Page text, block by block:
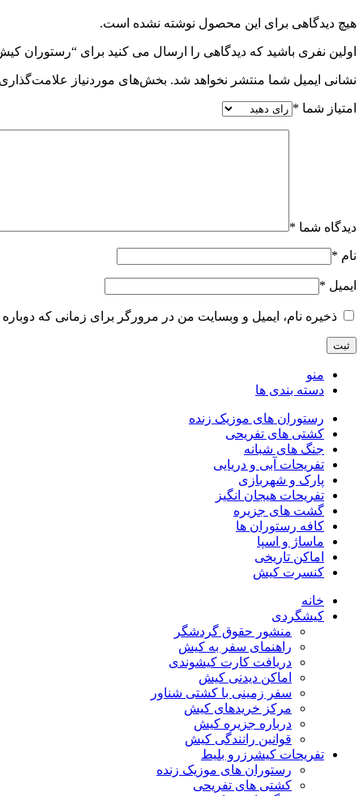
هیچ دیدگاهی برای این محصول نوشته نشده است.
اولین نفری باشید که دیدگاهی را ارسال می کنید برای “رستوران
نشانی ایمیل شما منتشر نخواهد شد. بخش‌های موردنیاز
امتیاز شما *
دیدگاه شما *
نام *
ایمیل *
ذخیره نام، ایمیل و وبسایت من در مرورگر برای زمانی که
منو
دسته بندی ها
رستوران های موزیک زنده
کشتی های تفریحی
جنگ های شبانه
تفریحات آبی و دریایی
پارک و شهربازی
تفریحات هیجان انگیز
گشت های جزیره
کافه رستوران ها
ماساژ و اسپا
اماکن تاریخی
کنسرت کیش
خانه
کیشگردی
منشور حقوق گردشگر
راهنمای سفر به کیش
دریافت کارت کیشوندی
اماکن دیدنی کیش
سفر زمینی با کشتی شناور
مرکز خریدهای کیش
درباره جزیره کیش
قوانین رانندگی کیش
تفریحات کیشرزرو بلیط
رستوران های موزیک زنده
کشتی های تفریحی